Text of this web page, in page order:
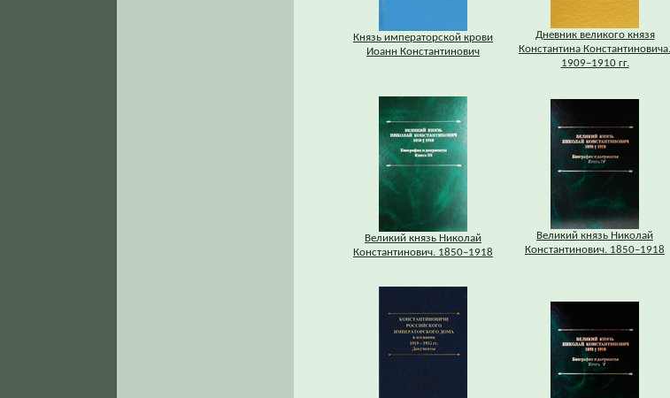
Князь императорской крови
Иоанн Константинович
Дневник великого князя
Константина Константиновича.
1909–1910 гг.
Великий князь Николай
Константинович. 1850–1918
Великий князь Николай
Константинович. 1850–1918